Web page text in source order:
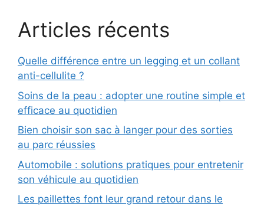
Articles récents
Quelle différence entre un legging et un collant
anti-cellulite ?
Soins de la peau : adopter une routine simple et
efficace au quotidien
Bien choisir son sac à langer pour des sorties
au parc réussies
Automobile : solutions pratiques pour entretenir
son véhicule au quotidien
Les paillettes font leur grand retour dans le